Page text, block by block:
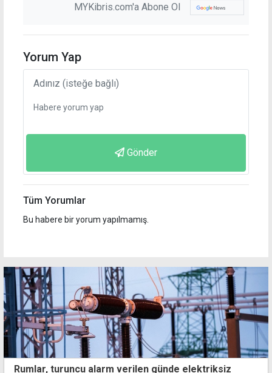
MYKibris.com'a Abone Ol
Yorum Yap
Gönder
Tüm Yorumlar
Bu habere bir yorum yapılmamış.
Rumlar, turuncu alarm verilen günde elektriksiz